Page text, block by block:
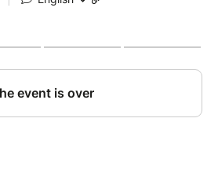
égale.
vous attend, mais attention,
Une séance de dédicaces
manquez pas cette expérience